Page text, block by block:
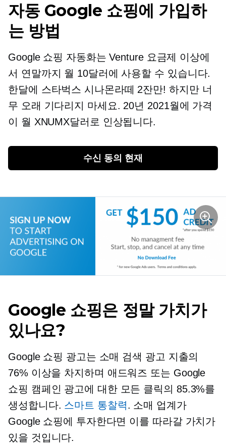
자동 Google 쇼핑에 가입하
는 방법
Google 쇼핑 자동화는 Venture 요금제 이상에
서 연말까지 월 10달러에 사용할 수 있습니다.
한달에 스타벅스 시나몬라떼 2잔만! 하지만 너
무 오래 기다리지 마세요. 20년 2021월에 가격
이 월 XNUMX달러로 인상됩니다.
수신 동의 현재
Google 쇼핑은 정말 가치가
있나요?
Google 쇼핑 광고는 소매 검색 광고 지출의
76% 이상을 차지하며 애드워즈 또는 Google
쇼핑 캠페인 광고에 대한 모든 클릭의 85.3%를
생성합니다. 스마트 통찰력. 소매 업계가
Google 쇼핑에 투자한다면 이를 따라갈 가치가
있을 것입니다.